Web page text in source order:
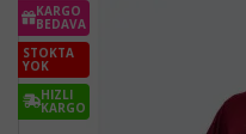
KARGO
BEDAVA
STOKTA
YOK
HIZLI
KARGO